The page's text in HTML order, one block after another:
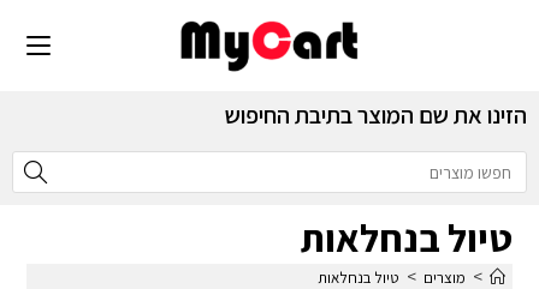
הזינו את שם המוצר בתיבת החיפוש
טיול בנחלאות
> מוצרים > טיול בנחלאות